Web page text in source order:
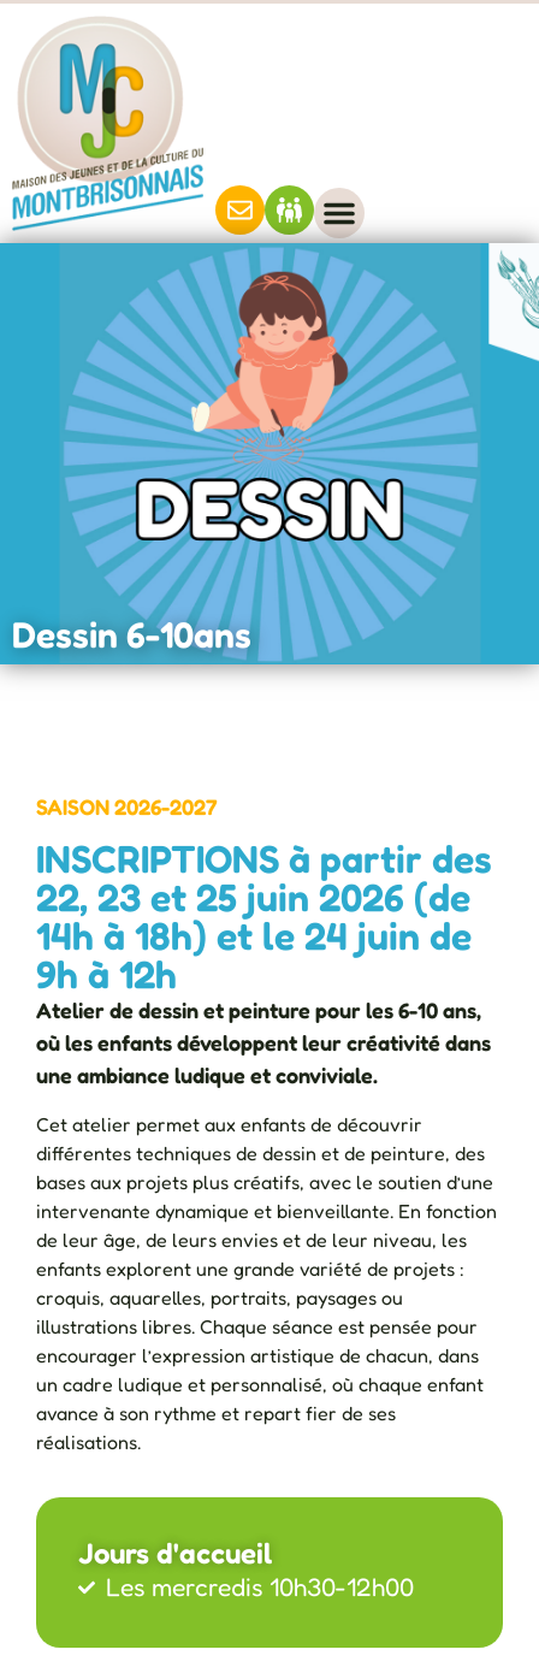
Dessin 6-10ans
SAISON 2026-2027
INSCRIPTIONS à partir des
22, 23 et 25 juin 2026 (de
14h à 18h) et le 24 juin de
9h à 12h
Atelier de dessin et peinture pour les 6-10 ans,
où les enfants développent leur créativité dans
une ambiance ludique et conviviale.
Cet atelier permet aux enfants de découvrir
différentes techniques de dessin et de peinture, des
bases aux projets plus créatifs, avec le soutien d’une
intervenante dynamique et bienveillante. En fonction
de leur âge, de leurs envies et de leur niveau, les
enfants explorent une grande variété de projets :
croquis, aquarelles, portraits, paysages ou
illustrations libres. Chaque séance est pensée pour
encourager l’expression artistique de chacun, dans
un cadre ludique et personnalisé, où chaque enfant
avance à son rythme et repart fier de ses
réalisations.
Jours d'accueil
Les mercredis 10h30-12h00